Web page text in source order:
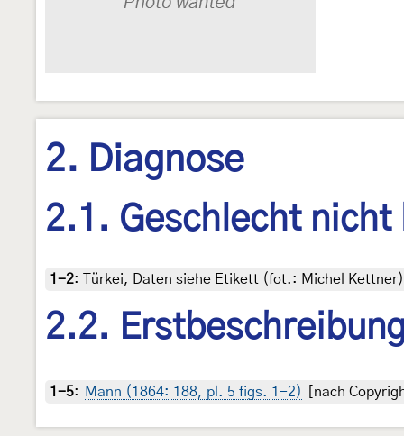
2. Diagnose
2.1. Geschlecht nicht
1-2: Türkei, Daten siehe Etikett (fot.: Michel
2.2.
1-5: Mann (1864: 188, pl. 5 figs. 1-2) [nach